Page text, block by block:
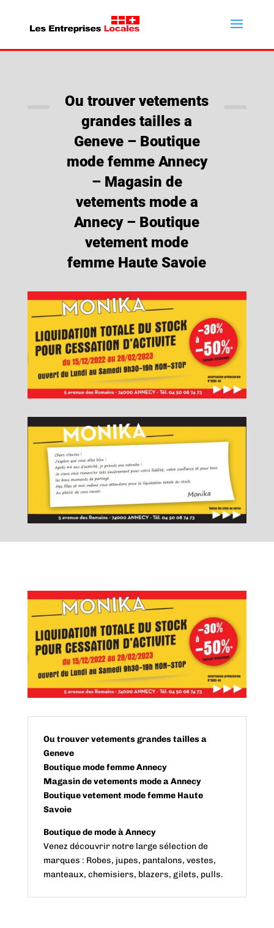
Ou trouver vetements
grandes tailles a
Geneve – Boutique
mode femme Annecy
– Magasin de
vetements mode a
Annecy – Boutique
vetement mode
femme Haute Savoie
Ou trouver vetements grandes tailles a
Geneve
Boutique mode femme Annecy
Magasin de vetements mode a Annecy
Boutique vetement mode femme Haute
Savoie
Boutique de mode à Annecy
Venez découvrir notre large sélection de
marques : Robes, jupes, pantalons, vestes,
manteaux, chemisiers, blazers, gilets, pulls.